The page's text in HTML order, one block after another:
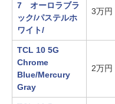
7 オーロラブラ
ック/パステルホ
ワイト/
3万円
TCL 10 5G
Chrome
Blue/Mercury
Gray
2万円